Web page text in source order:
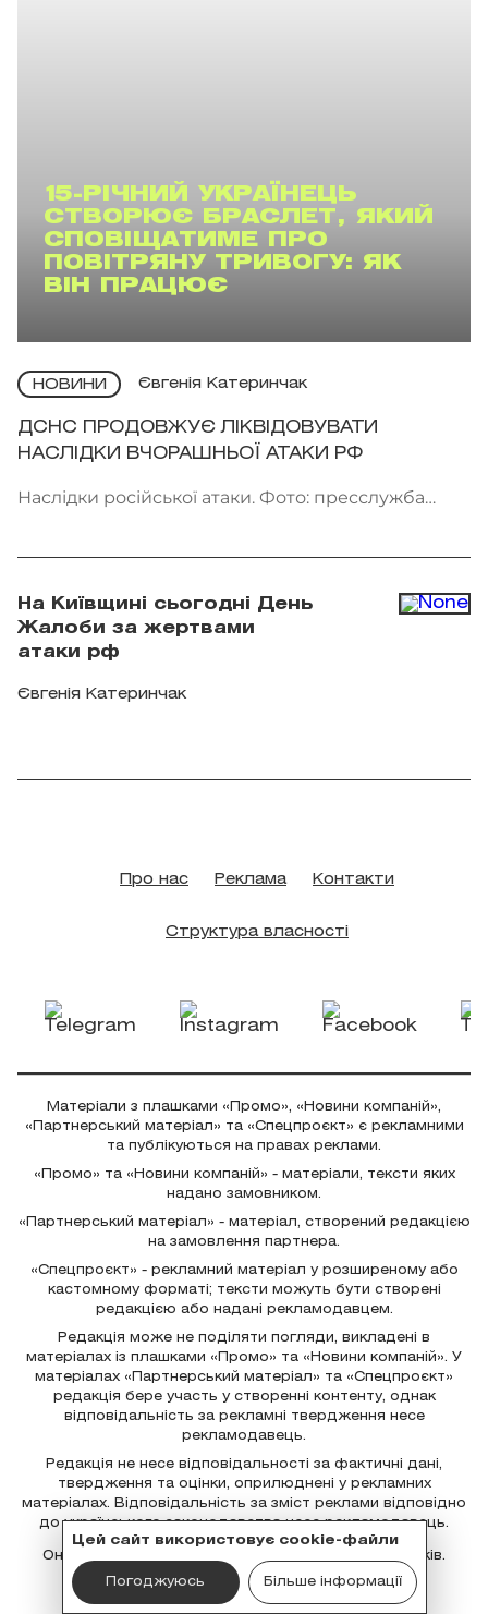
15-РІЧНИЙ УКРАЇНЕЦЬ
СТВОРЮЄ БРАСЛЕТ, ЯКИЙ
СПОВІЩАТИМЕ ПРО
ПОВІТРЯНУ ТРИВОГУ: ЯК
ВІН ПРАЦЮЄ
НОВИНИ Євгенія Катеринчак
ДСНС ПРОДОВЖУЄ ЛІКВІДОВУВАТИ
НАСЛІДКИ ВЧОРАШНЬОЇ АТАКИ РФ
Наслідки російської атаки. Фото: пресслужба
На Київщині сьогодні День
Жалоби за жертвами
атаки рф
Євгенія Катеринчак
Цей сайт використовує cookie-файли
Погоджуюсь Більше інформації
Про нас Реклама Контакти
Структура власності
Матеріали з плашками «Промо», «Новини компаній»,
«Партнерський матеріал» та «Спецпроєкт» є рекламними
та публікуються на правах реклами.
«Промо» та «Новини компаній» - матеріали, тексти яких
надано замовником.
«Партнерський матеріал» - матеріал, створений редакцією
на замовлення партнера.
«Спецпроєкт» - рекламний матеріал у розширеному або
кастомному форматі; тексти можуть бути створені
редакцією або надані рекламодавцем.
Редакція може не поділяти погляди, викладені в
матеріалах із плашками «Промо» та «Новини компаній». У
матеріалах «Партнерський матеріал» та «Спецпроєкт»
редакція бере участь у створенні контенту, однак
відповідальність за рекламні твердження несе
рекламодавець.
Редакція не несе відповідальності за фактичні дані,
твердження та оцінки, оприлюднені у рекламних
матеріалах. Відповідальність за зміст реклами відповідно
до українського законодавства несе рекламодавець.
Онлайн-медіа призначене для осіб старших 18 років.